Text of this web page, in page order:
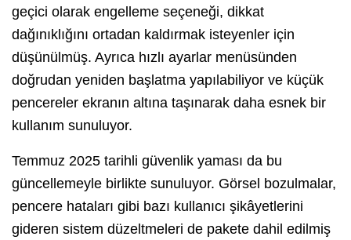
geçici olarak engelleme seçeneği, dikkat
dağınıklığını ortadan kaldırmak isteyenler için
düşünülmüş. Ayrıca hızlı ayarlar menüsünden
doğrudan yeniden başlatma yapılabiliyor ve küçük
pencereler ekranın altına taşınarak daha esnek bir
kullanım sunuluyor.
Temmuz 2025 tarihli güvenlik yaması da bu
güncellemeyle birlikte sunuluyor. Görsel bozulmalar,
pencere hataları gibi bazı kullanıcı şikâyetlerini
gideren sistem düzeltmeleri de pakete dahil edilmiş